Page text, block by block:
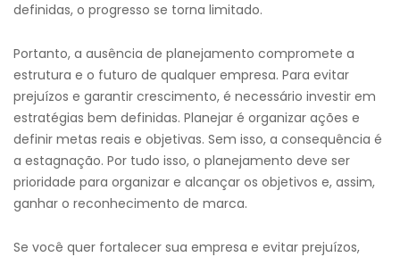
definidas, o progresso se torna limitado.
Portanto, a ausência de planejamento compromete a
estrutura e o futuro de qualquer empresa. Para evitar
prejuízos e garantir crescimento, é necessário investir em
estratégias bem definidas. Planejar é organizar ações e
definir metas reais e objetivas. Sem isso, a consequência é
a estagnação. Por tudo isso, o planejamento deve ser
prioridade para organizar e alcançar os objetivos e, assim,
ganhar o reconhecimento de marca.
Se você quer fortalecer sua empresa e evitar prejuízos,